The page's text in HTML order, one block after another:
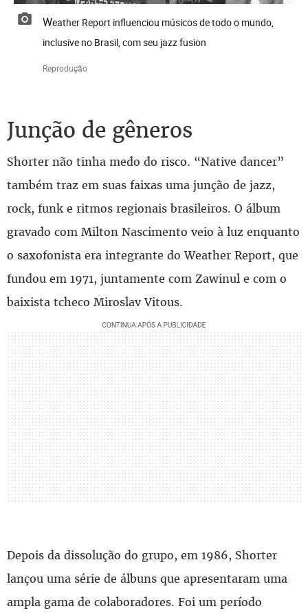
Weather Report influenciou músicos de todo o mundo,
inclusive no Brasil, com seu jazz fusion
Reprodução
Junção de gêneros
Shorter não tinha medo do risco. “Native dancer”
também traz em suas faixas uma junção de jazz,
rock, funk e ritmos regionais brasileiros. O álbum
gravado com Milton Nascimento veio à luz enquanto
o saxofonista era integrante do Weather Report, que
fundou em 1971, juntamente com Zawinul e com o
baixista tcheco Miroslav Vitous.
Depois da dissolução do grupo, em 1986, Shorter
lançou uma série de álbuns que apresentaram uma
ampla gama de colaboradores. Foi um período